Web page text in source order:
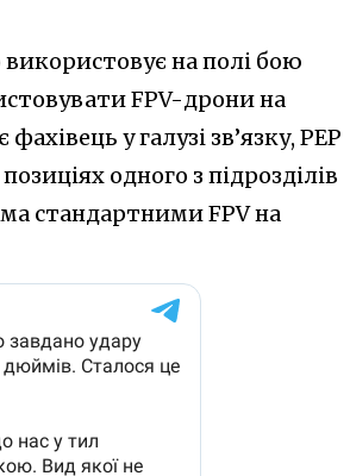
використовує на полі бою
FPV-дрони на
у галузі зв’язку, РЕР
одного з підрозділів
стандартними FPV на